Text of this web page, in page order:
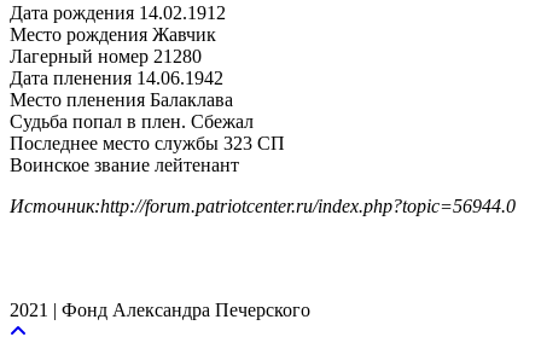
Дата рождения 14.02.1912
Место рождения Жавчик
Лагерный номер 21280
Дата пленения 14.06.1942
Место пленения Балаклава
Судьба попал в плен. Сбежал
Последнее место службы 323 СП
Воинское звание лейтенант
Источник:http://forum.patriotcenter.ru/index.php?topic=56944.0
2021 | Фонд Александра Печерского